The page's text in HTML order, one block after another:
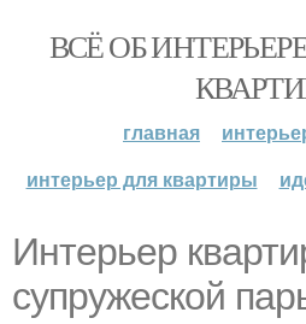
ВСЁ ОБ
главная
интерьер для квартиры
Интерьер
супружеской